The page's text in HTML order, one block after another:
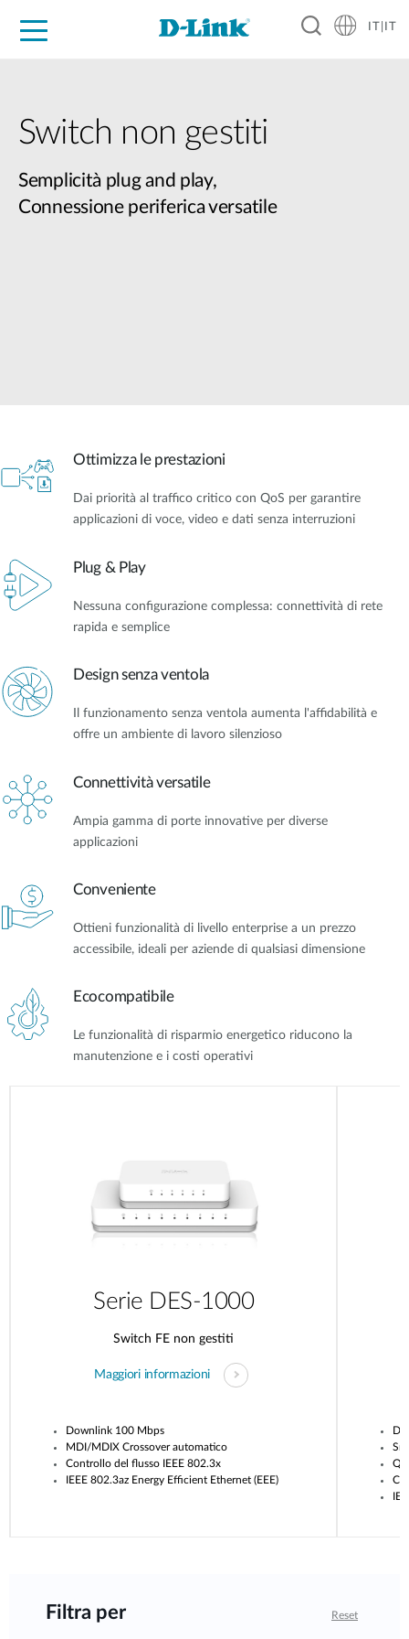
IT|IT
Switch non gestiti
Semplicità plug and play,
Connessione periferica versatile
Ottimizza le prestazioni
Dai priorità al traffico critico con QoS per garantire
applicazioni di voce, video e dati senza interruzioni
Plug & Play
Nessuna configurazione complessa: connettività di rete
rapida e semplice
Design senza ventola
Il funzionamento senza ventola aumenta l'affidabilità e
offre un ambiente di lavoro silenzioso
Connettività versatile
Ampia gamma di porte innovative per diverse
applicazioni
Conveniente
Ottieni funzionalità di livello enterprise a un prezzo
accessibile, ideali per aziende di qualsiasi dimensione
Ecocompatibile
Le funzionalità di risparmio energetico riducono la
manutenzione e i costi operativi
Serie DES-1000
Switch FE non gestiti
Maggiori informazioni
Downlink 100 Mbps
MDI/MDIX Crossover automatico
Controllo del flusso IEEE 802.3x
IEEE 802.3az Energy Efficient Ethernet (EEE)
Filtra per Reset